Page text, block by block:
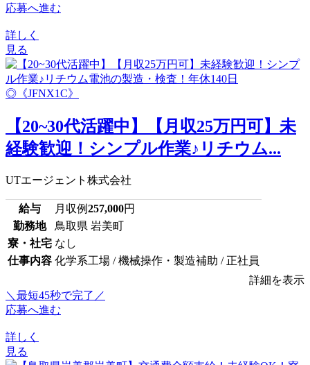
応募へ進む
詳しく
見る
【20~30代活躍中】【月収25万円可】未
経験歓迎！シンプル作業♪リチウム...
UTエージェント株式会社
給与 月収例257,000円
勤務地
鳥取県 岩美町
寮・社宅 なし
仕事内容 化学系工場 / 機械操作・製造補助 / 正社員
詳細を表示
＼最短45秒で完了／
応募へ進む
詳しく
見る